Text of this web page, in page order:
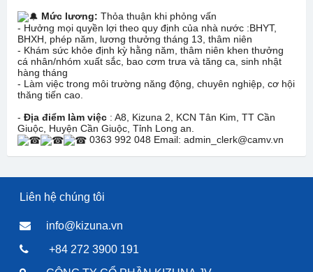
Mức lương: Thỏa thuận khi phỏng vấn
- Hưởng mọi quyền lợi theo quy định của nhà nước :BHYT,
BHXH, phép năm, lương thưởng tháng 13, thâm niên
- Khám sức khỏe định kỳ hằng năm, thâm niên khen thưởng
cá nhân/nhóm xuất sắc, bao cơm trưa và tăng ca, sinh nhật
hàng tháng
- Làm việc trong môi trường năng động, chuyên nghiệp, cơ hội
thăng tiến cao.
- Địa điểm làm việc : A8, Kizuna 2, KCN Tân Kim, TT Cần
Giuộc, Huyện Cần Giuộc, Tỉnh Long an.
0363 992 048 Email: admin_clerk@camv.vn
Liên hệ chúng tôi
info@kizuna.vn
+84 272 3900 191